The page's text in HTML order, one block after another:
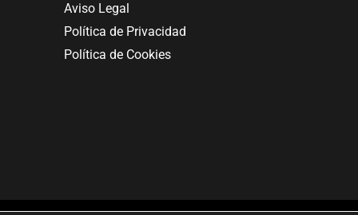
Aviso Legal
Política de Privacidad
Política de Cookies